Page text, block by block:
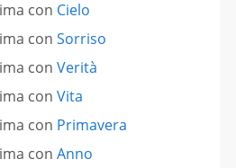
con Cielo
con Sorriso
con Verità
con Vita
con Primavera
con Anno